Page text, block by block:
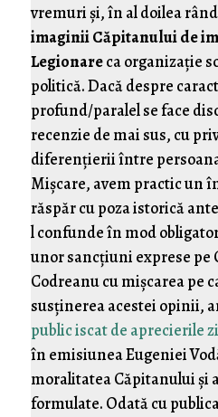
vremuri şi, în al doilea
imaginii Căpitanului de
Legionareca organizaţie
politică. Dacă despre
profund/paralel se face
recenzie de mai sus, cu
diferenţierii între
Mişcare, avem practic un
răspăr cu poza istorică
l confunde în mod
unor sancţiuni exprese pe
Codreanu cu mişcarea pe
susţinerea acestei opinii,
public iscat de aprecierile
în emisiunea Eugeniei
moralitatea Căpitanului şi
formulate. Odată cu